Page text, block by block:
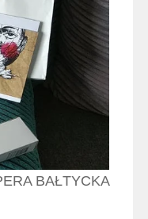
BAŁTYCKA